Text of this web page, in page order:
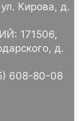
Кирова, д.
171506,
д.
608-80-08